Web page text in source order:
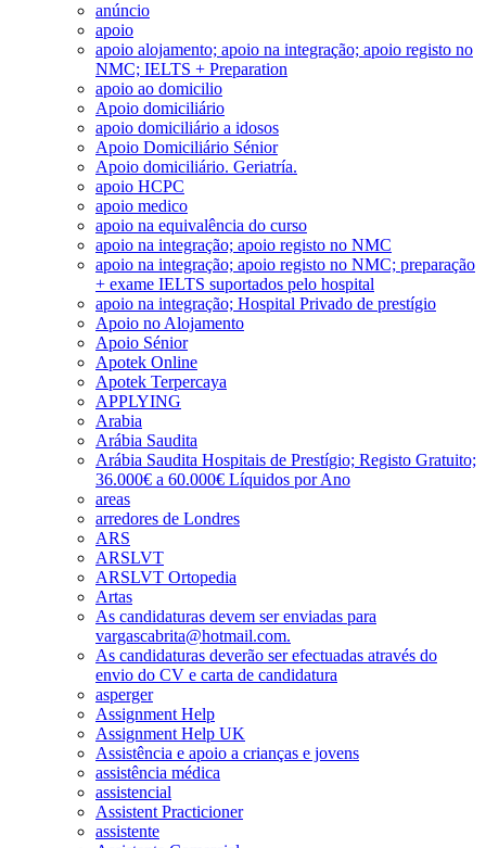
anúncio
apoio
apoio alojamento; apoio na integração; apoio registo no
NMC; IELTS + Preparation
apoio ao domicilio
Apoio domiciliário
apoio domiciliário a idosos
Apoio Domiciliário Sénior
Apoio domiciliário. Geriatría.
apoio HCPC
apoio medico
apoio na equivalência do curso
apoio na integração; apoio registo no NMC
apoio na integração; apoio registo no NMC; preparação
+ exame IELTS suportados pelo hospital
apoio na integração; Hospital Privado de prestígio
Apoio no Alojamento
Apoio Sénior
Apotek Online
Apotek Terpercaya
APPLYING
Arabia
Arábia Saudita
Arábia Saudita Hospitais de Prestígio; Registo Gratuito;
36.000€ a 60.000€ Líquidos por Ano
areas
arredores de Londres
ARS
ARSLVT
ARSLVT Ortopedia
Artas
As candidaturas devem ser enviadas para
vargascabrita@hotmail.com.
As candidaturas deverão ser efectuadas através do
envio do CV e carta de candidatura
asperger
Assignment Help
Assignment Help UK
Assistência e apoio a crianças e jovens
assistência médica
assistencial
Assistent Practicioner
assistente